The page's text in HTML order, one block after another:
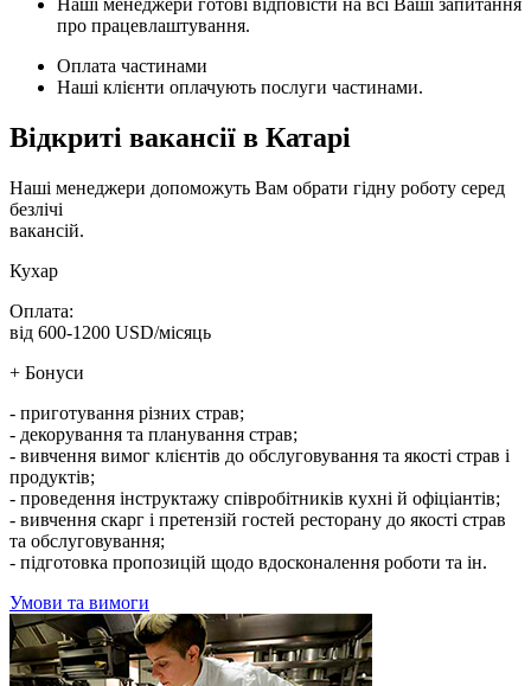
Наші менеджери готові відповісти на всі Ваші запитання
про працевлаштування.
Оплата частинами
Наші клієнти оплачують послуги частинами.
Відкриті вакансії в Катарі
Наші менеджери допоможуть Вам обрати гідну роботу серед
безлічі
вакансій.
Кухар
Оплата:
від 600-1200 USD/місяць
+ Бонуси
- приготування різних страв;
- декорування та планування страв;
- вивчення вимог клієнтів до обслуговування та якості страв і
продуктів;
- проведення інструктажу співробітників кухні й офіціантів;
- вивчення скарг і претензій гостей ресторану до якості страв
та обслуговування;
- підготовка пропозицій щодо вдосконалення роботи та ін.
Умови та вимоги